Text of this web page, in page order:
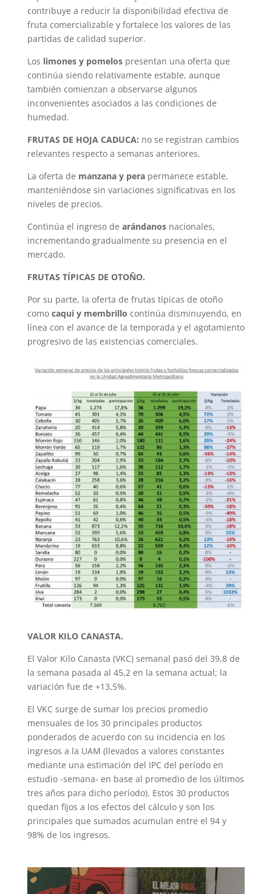
contribuye a reducir la disponibilidad efectiva de
fruta comercializable y fortalece los valores de las
partidas de calidad superior.
Los limones y pomelospresentan una oferta que
continúa siendo relativamente estable, aunque
también comienzan a observarse algunos
inconvenientes asociados a las condiciones de
humedad.
FRUTAS DE HOJA CADUCA: no se registran cambios
relevantes respecto a semanas anteriores.
La oferta de manzana y perapermanece estable,
manteniéndose sin variaciones significativas en los
niveles de precios.
Continúa el ingreso de arándanosnacionales,
incrementando gradualmente su presencia en el
mercado.
FRUTAS TÍPICAS DE OTOÑO.
Por su parte, la oferta de frutas típicas de otoño
como caqui y membrillo continúa disminuyendo, en
línea con el avance de la temporada y el agotamiento
progresivo de las existencias comerciales.
VALOR KILO CANASTA.
El Valor Kilo Canasta (VKC) semanal pasó del 39,8 de
la semana pasada al 45,2 en la semana actual; la
variación fue de +13,5%.
El VKC surge de sumar los precios promedio
mensuales de los 30 principales productos
ponderados de acuerdo con su incidencia en los
ingresos a la UAM (llevados a valores constantes
mediante una estimación del IPC del período en
estudio -semana- en base al promedio de los últimos
tres años para dicho período). Estos 30 productos
quedan fijos a los efectos del cálculo y son los
principales que sumados acumulan entre el 94 y
98% de los ingresos.